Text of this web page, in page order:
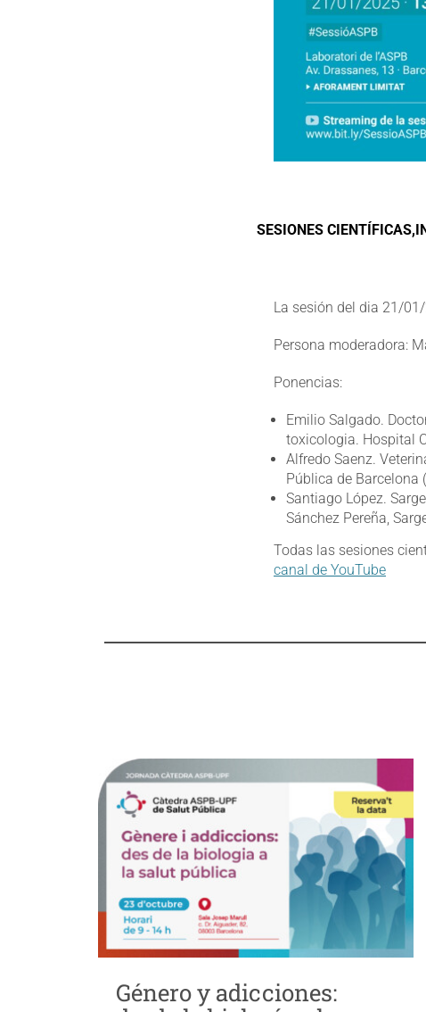
SESIONES
La sesión del dia 21/
Persona moderadora:
Ponencias:
Emilio Salgado.
toxicologia. Hospital
Alfredo Saenz.
Pública de Barcelona
Santiago López.
Sánchez Pereña,
Todas las sesiones
canal de YouTube
Género y adicciones: